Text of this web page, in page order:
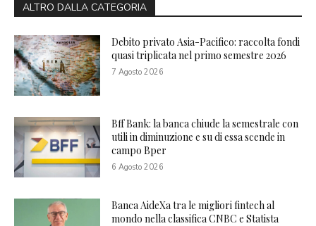
ALTRO DALLA CATEGORIA
Debito privato Asia-Pacifico: raccolta fondi
quasi triplicata nel primo semestre 2026
7 Agosto 2026
Bff Bank: la banca chiude la semestrale con
utili in diminuzione e su di essa scende in
campo Bper
6 Agosto 2026
Banca AideXa tra le migliori fintech al
mondo nella classifica CNBC e Statista